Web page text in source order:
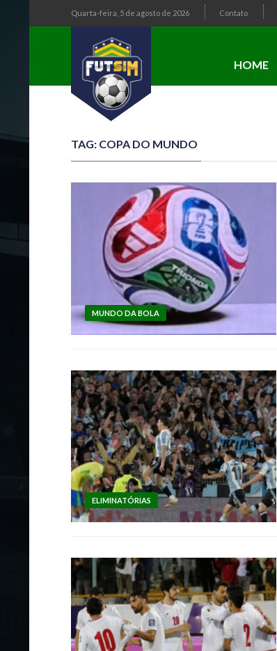
Quarta-feira, 5 de agosto de 2026 Contato
HOME
TAG: COPA DO MUNDO
MUNDO DA BOLA
ELIMINATÓRIAS